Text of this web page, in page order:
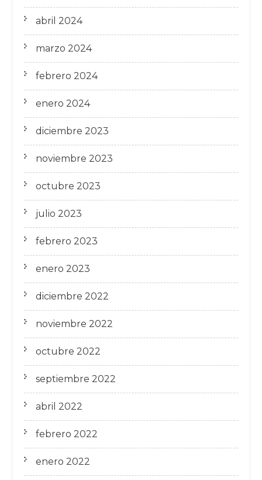
abril 2024
marzo 2024
febrero 2024
enero 2024
diciembre 2023
noviembre 2023
octubre 2023
julio 2023
febrero 2023
enero 2023
diciembre 2022
noviembre 2022
octubre 2022
septiembre 2022
abril 2022
febrero 2022
enero 2022